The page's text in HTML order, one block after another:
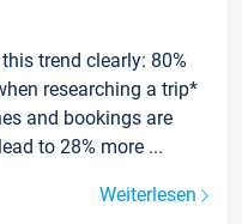
trend clearly: 80%
researching a trip*
and bookings are
to 28% more ...
Weiterlesen